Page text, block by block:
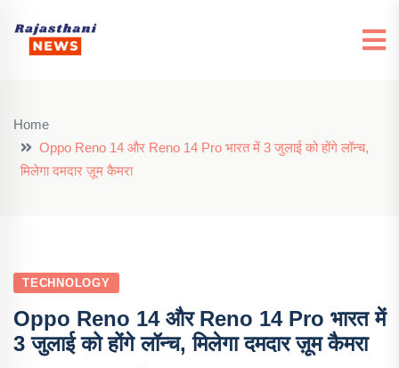
Home
Oppo Reno 14 और Reno 14 Pro भारत में 3 जुलाई को होंगे लॉन्च,
मिलेगा दमदार ज़ूम कैमरा
TECHNOLOGY
Oppo Reno 14 और Reno 14 Pro भारत में
3 जुलाई को होंगे लॉन्च, मिलेगा दमदार ज़ूम कैमरा